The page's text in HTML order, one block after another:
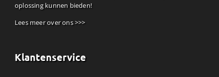
oplossing kunnen bieden!
Lees meer over ons >>>
Klantenservice